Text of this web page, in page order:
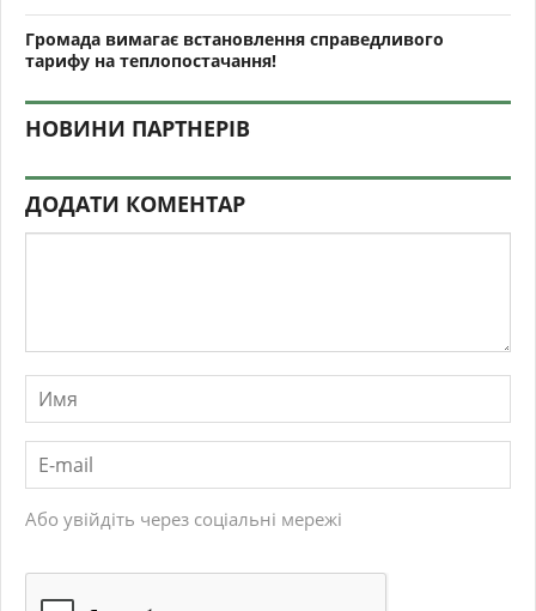
Громада вимагає встановлення справедливого
тарифу на теплопостачання!
НОВИНИ ПАРТНЕРІВ
ДОДАТИ КОМЕНТАР
Або увійдіть через соціальні мережі